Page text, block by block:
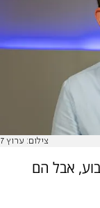
צילום: ערוץ 7
אבל הם